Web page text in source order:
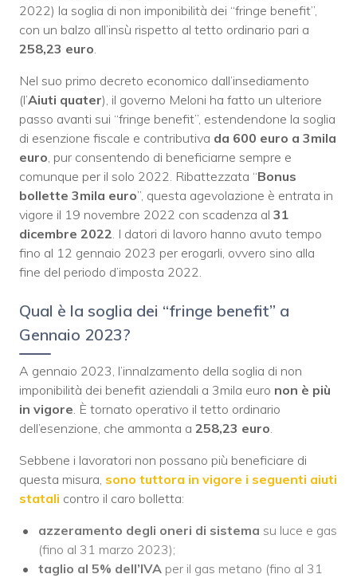
2022) la soglia di non imponibilità dei “fringe benefit”,
con un balzo all’insù rispetto al tetto ordinario pari a
258,23 euro
Nel suo primo decreto economico dall’insediamento
(l’Aiuti quater), il governo Meloni ha fatto un ulteriore
passo avanti sui “fringe benefit”, estendendone la soglia
di esenzione fiscale e contributiva da 600 euro a 3mila
euro , pur consentendo di beneficiarne sempre e
comunque per il solo 2022. Ribattezzata “Bonus
bollette 3mila euro”, questa agevolazione è entrata in
vigore il 19 novembre 2022 con scadenza al 31
dicembre 2022 . I datori di lavoro hanno avuto tempo
fino al 12 gennaio 2023 per erogarli, ovvero sino alla
fine del periodo d’imposta 2022.
Qual è la soglia dei “fringe benefit” a
Gennaio 2023?
A gennaio 2023, l’innalzamento della soglia di non
imponibilità dei benefit aziendali a 3mila euro non è più
in vigore . È tornato operativo il tetto ordinario
dell’esenzione, che ammonta a 258,23 euro
Sebbene i lavoratori non possano più beneficiare di
questa misura, sono tuttora in vigore i seguenti aiuti
statali contro il caro bolletta:
azzeramento degli oneri di sistema su luce e gas
(fino al 31 marzo 2023);
taglio al 5% dell’IVA per il gas metano (fino al 31